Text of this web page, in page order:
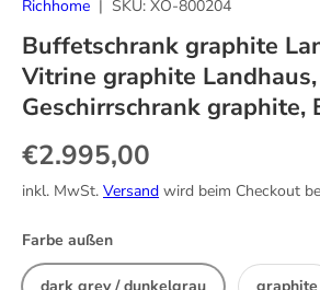
Richhome | SKU: XO-800204
Buffetschrank graphite
Vitrine graphite Landhaus,
Geschirrschrank graphite,
Normaler Preis
€2.995,00
inkl. MwSt. Versand wird beim Checkout
Farbe außen